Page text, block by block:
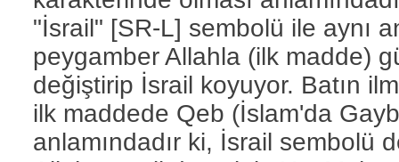
"İsrail" [SR-L] sembolü ile aynı
peygamber Allahla (ilk madde)
değiştirip İsrail koyuyor. Batın
ilk maddede Qeb (İslam'da
anlamındadır ki, İsrail sembolü